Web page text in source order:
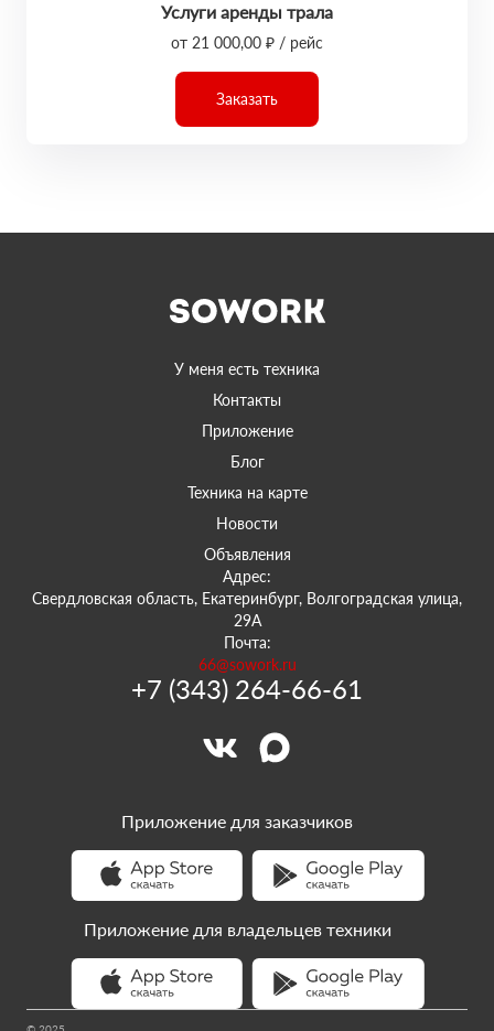
Услуги аренды трала
от 21 000,00 ₽ / рейс
Заказать
У меня есть техника
Контакты
Приложение
Блог
Техника на карте
Новости
Объявления
Адрес:
Свердловская область, Екатеринбург, Волгоградская улица,
29А
Почта:
66@sowork.ru
+7 (343) 264-66-61
Приложение для заказчиков
Приложение для владельцев техники